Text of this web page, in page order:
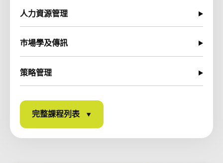
人力資源管理
巿場學及傳訊
策略管理
完整課程列表